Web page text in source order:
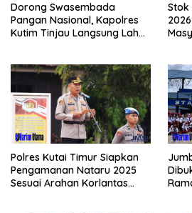
Dorong Swasembada
Pangan Nasional, Kapolres
Kutim Tinjau Langsung Lahan
Stok
Polres Kutai Timur Siapkan
Pengamanan Nataru 2025
Sesuai Arahan Korlantas